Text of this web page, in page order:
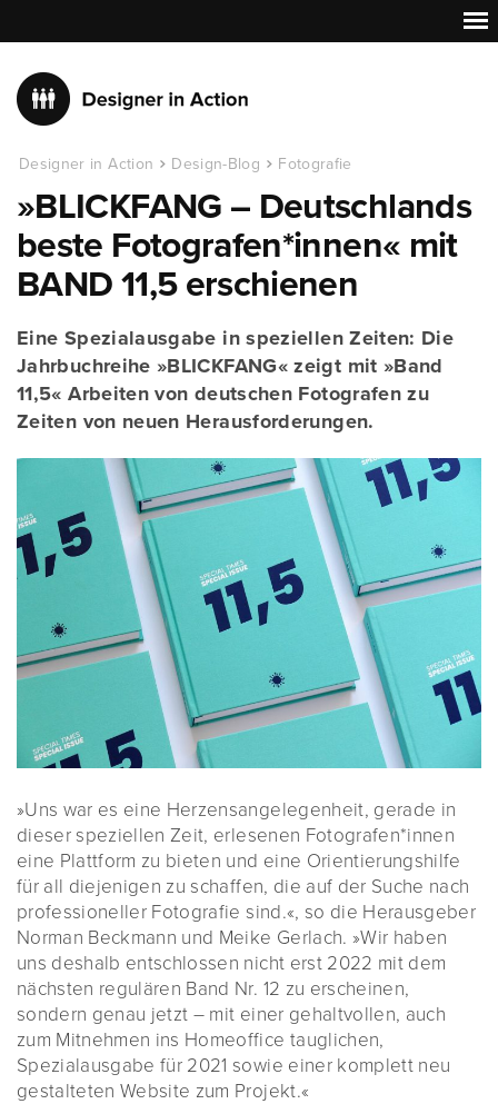
Designer in Action Design-Blog Fotografie
»BLICKFANG – Deutschlands
beste Fotografen*innen« mit
BAND 11,5 erschienen
Eine Spezialausgabe in speziellen Zeiten: Die
Jahrbuchreihe »BLICKFANG« zeigt mit »Band
11,5« Arbeiten von deutschen Fotografen zu
Zeiten von neuen Herausforderungen.
»Uns war es eine Herzensangelegenheit, gerade in
dieser speziellen Zeit, erlesenen Fotografen*innen
eine Plattform zu bieten und eine Orientierungshilfe
für all diejenigen zu schaffen, die auf der Suche nach
professioneller Fotografie sind.«, so die Herausgeber
Norman Beckmann und Meike Gerlach. »Wir haben
uns deshalb entschlossen nicht erst 2022 mit dem
nächsten regulären Band Nr. 12 zu erscheinen,
sondern genau jetzt – mit einer gehaltvollen, auch
zum Mitnehmen ins Homeoffice tauglichen,
Spezialausgabe für 2021 sowie einer komplett neu
gestalteten Website zum Projekt.«